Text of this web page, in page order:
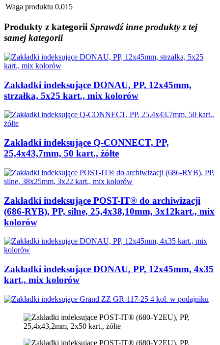
Waga produktu 0,015
Produkty z kategorii Sprawdź inne produkty z tej
samej kategorii
Zakładki indeksujące DONAU, PP, 12x45mm,
strzałka, 5x25 kart., mix kolorów
Zakładki indeksujące Q-CONNECT, PP,
25,4x43,7mm, 50 kart., żółte
Zakładki indeksujące POST-IT® do archiwizacji
(686-RYB), PP, silne, 25,4x38,10mm, 3x12kart., mix
kolorów
Zakładki indeksujące DONAU, PP, 12x45mm, 4x35
kart., mix kolorów